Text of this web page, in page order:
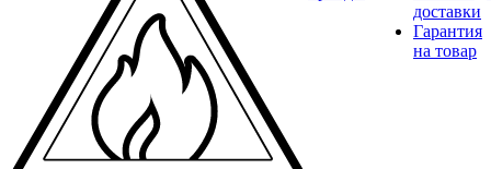
доставки
Гарантия
на товар